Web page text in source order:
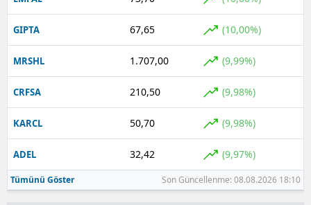
Bayburt
Karaman
Kırıkkale
Batman
Şırnak
Bartın
Ardahan
GIPTA 67,65 (10,00%)
MRSHL 1.707,00 (9,99%)
CRFSA 210,50 (9,98%)
KARCL 50,70 (9,98%)
ADEL 32,42 (9,97%)
Tümünü Göster Son Güncellenme: 08.08.2026 18:10